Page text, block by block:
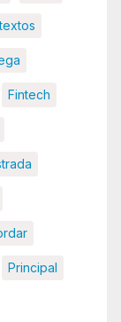
Fintech
Principal